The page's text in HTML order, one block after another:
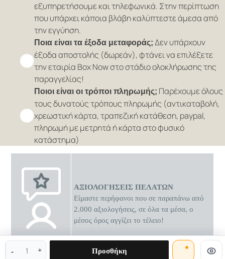
Προσθήκη
0 διαθέσιμες προσφορές
εξυπηρετήσουμε και τηλεφωνικά. Στην περίπτωση
που υπάρχει κάποια βλάβη καλύπτεστε άμεσα από
την εγγύηση.
Ποια είναι τα έξοδα μεταφοράς; Δεν υπάρχουν
έξοδα αποστολής (δωρεάν), φτάνει να επιλέξετε
την εταιρία Box Now στο στάδιο ολοκλήρωσης της
παραγγελίας!
Ποιοι είναι οι τρόποι πληρωμής; Παρέχουμε όλους
τους δυνατούς τρόπους πληρωμής (αντικαταβολή,
χρεωστική κάρτα, τραπεζική κατάθεση, paypal,
πληρωμή με μετρητά ή κάρτα στο φυσικό
κατάστημα)
ΑΞΙΟΛΟΓΗΣΕΙΣ ΠΕΛΑΤΩΝ
Είμαστε περήφανοι που σε παραπάνω από
2.000 αξιολογήσεις, σε όλα τα μέσα, ο
μέσος όρος αγγίζει το τέλειο!